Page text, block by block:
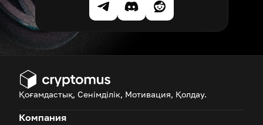
Қоғамдастық, Сенімділік, Мотивация, Қолдау.
Компания